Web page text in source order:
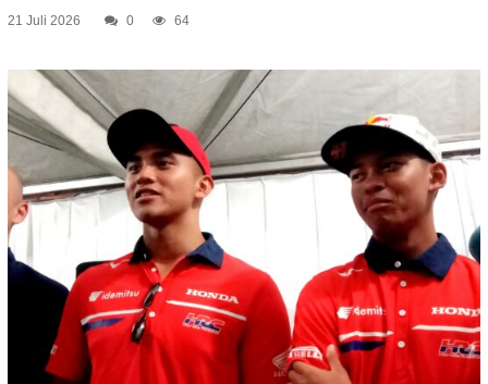
21 Juli 2026 0 64